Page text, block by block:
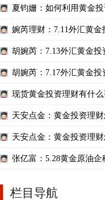
夏钧姗：如何利用黄金
婉芮理财：7.11外汇黄
胡婉芮：7.13外汇黄金
胡婉芮：7.17外汇黄金
现货黄金投资理财有什么
天安点金：黄金投资理
天安点金：黄金投资理
张亿富：5.28黄金原油
栏目导航